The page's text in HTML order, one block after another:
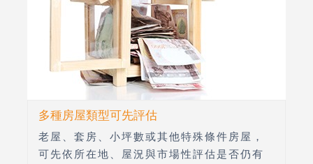
多種房屋類型可先評估
老屋、套房、小坪數或其他特殊條件房屋，
可先依所在地、屋況與市場性評估是否仍有